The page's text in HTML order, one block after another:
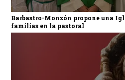
Barbastro-Monzón propone una
familias en la pastoral